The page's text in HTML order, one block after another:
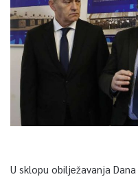
U sklopu obilježavanja